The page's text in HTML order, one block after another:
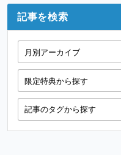
記事を検索